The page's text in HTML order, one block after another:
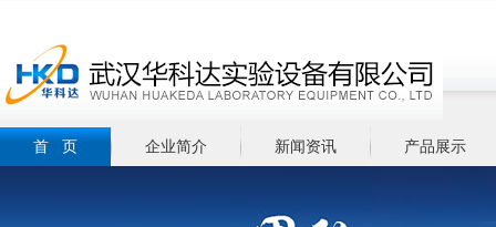
首 页 企业简介 新闻资讯 产品展示